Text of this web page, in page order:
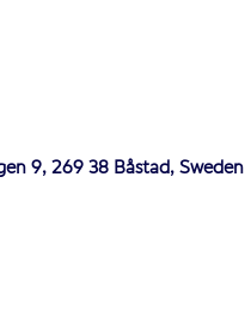
9, 269 38 Båstad, Sweden